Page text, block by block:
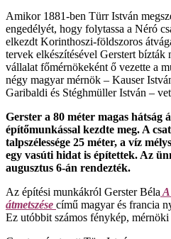
Amikor 1881-ben Türr István
engedélyét, hogy folytassa a Néró
elkezdt Korinthoszi-földszoros
tervek elkészítésével Gerstert bízták
vállalat főmérnökeként ő vezette a
négy magyar mérnök – Kauser
Garibaldi és Stéghmüller István –
Gerster a 80 méter magas hátság
építőmunkással kezdte meg. A
talpszélessége 25 méter, a víz
egy vasúti hidat is építettek. Az
augusztus 6-án rendezték.
Az építési munkákról Gerster Béla
átmetszése című magyar és francia
Ez utóbbit számos fénykép,